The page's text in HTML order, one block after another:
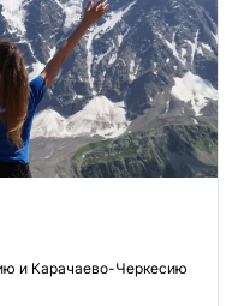
и Карачаево-Черкесию